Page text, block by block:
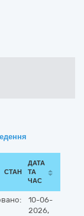
СТАН
ДАТА
ТА
ЧАС
10-06-
2026,